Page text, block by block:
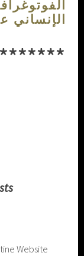
الإنساني
Website